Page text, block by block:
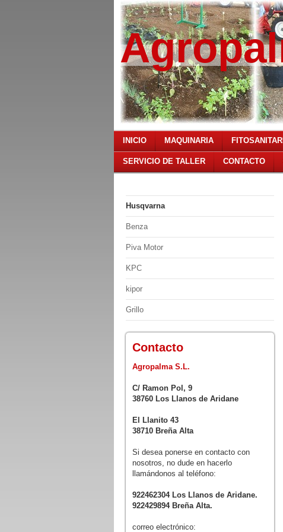
INICIO MAQUINARIA
SERVICIO DE TALLER CONTACTO
Husqvarna
Benza
Piva Motor
KPC
kipor
Grillo
Contacto
Agropalma S.L.
C/ Ramon Pol, 9
38760 Los Llanos de Aridane
El Llanito 43
38710 Breña Alta
Si desea ponerse en contacto con
nosotros, no dude en hacerlo
llamándonos al teléfono:
922462304 Los Llanos de Aridane.
922429894 Breña Alta.
correo electrónico: